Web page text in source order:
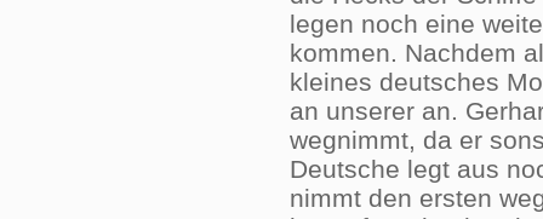
legen noch eine
kommen. Nachdem
kleines deutsches
an unserer an.
wegnimmt, da er
Deutsche legt aus
nimmt den ersten